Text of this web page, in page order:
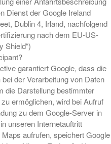
Dienst der Google Ireland
Dublin 4, Irland, nachfolgend
nach dem EU-US-
Shield“)
garantiert Google, dass die
der Verarbeitung von Daten
die Darstellung bestimmter
ermöglichen, wird bei Aufruf
zu dem Google-Server in
unseren Internetauftritt
aufrufen, speichert Google